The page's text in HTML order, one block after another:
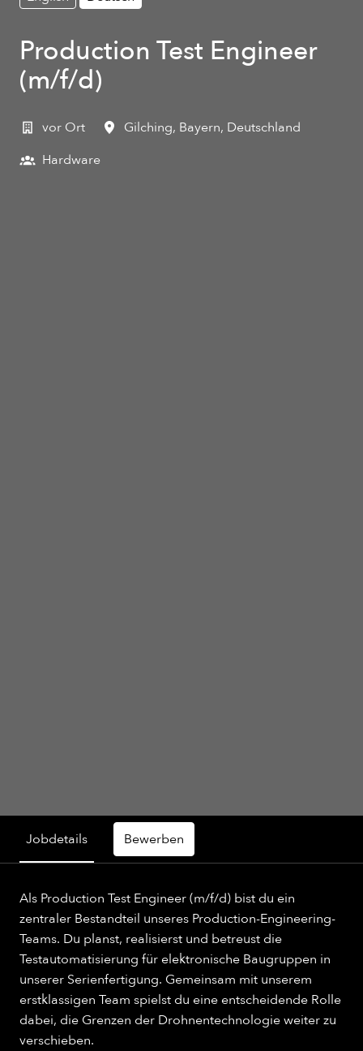
Production Test Engineer
(m/f/d)
vor Ort Gilching, Bayern, Deutschland
Hardware
Jobdetails Bewerben
Als Production Test Engineer (m/f/d) bist du ein
zentraler Bestandteil unseres Production-Engineering-
Teams. Du planst, realisierst und betreust die
Testautomatisierung für elektronische Baugruppen in
unserer Serienfertigung. Gemeinsam mit unserem
erstklassigen Team spielst du eine entscheidende Rolle
dabei, die Grenzen der Drohnentechnologie weiter zu
verschieben.